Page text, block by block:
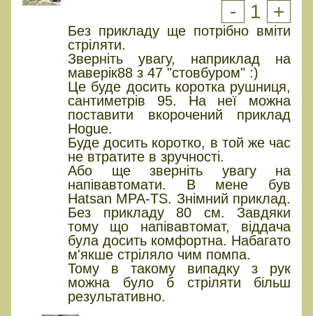
- 1 +
Без прикладу ще потрібно вміти
стріляти.
Зверніть увагу, наприклад на
маверік88 з 47 "стовбуром" :)
Це буде досить коротка рушниця,
сантиметрів 95. На неї можна
поставити вкорочений приклад
Hogue.
Буде досить коротко, в той же час
не втратите в зручності.
Або ще зверніть увагу на
напівавтомати. В мене був
Hatsan MPA-TS. Знімний приклад.
Без прикладу 80 см. Завдяки
тому що напівавтомат, віддача
була досить комфортна. Набагато
м'якше стріляло чим помпа.
Тому в такому випадку з рук
можна було б стріляти більш
результативно.